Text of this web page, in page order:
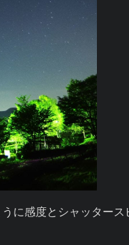
感度とシャッタース